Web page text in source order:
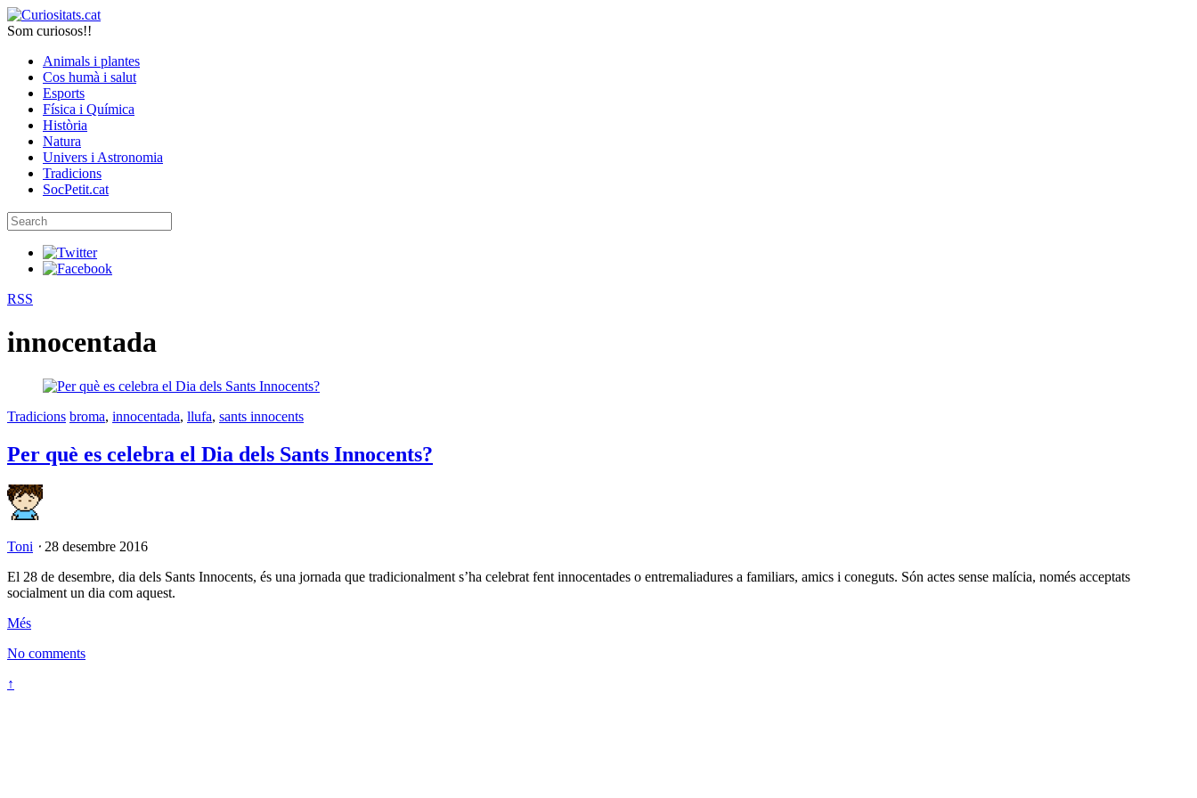
Som curiosos!!
Animals i plantes
Cos humà i salut
Esports
Física i Química
Història
Natura
Univers i Astronomia
Tradicions
SocPetit.cat
RSS
innocentada
Tradicions broma, innocentada, llufa, sants innocents
Per què es celebra el Dia dels Sants Innocents?
Toni ⋅ 28 desembre 2016
El 28 de desembre, dia dels Sants Innocents, és una jornada que tradicionalment s’ha celebrat fent innocentades o entremaliadures a familiars, amics i coneguts. Són actes sense malícia, només acceptats
socialment un dia com aquest.
Més
No comments
↑